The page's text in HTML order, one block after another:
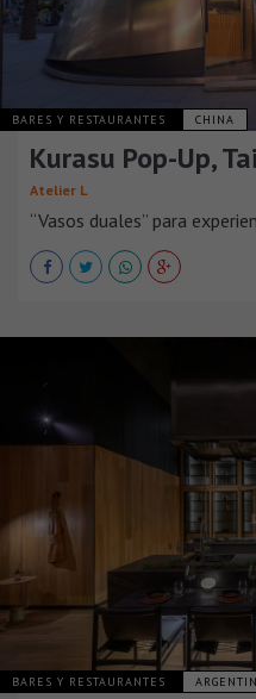
BARES Y RESTAURANTES CHINA
Kurasu Pop-Up,
Atelier L
“Vasos duales” para
BARES Y RESTAURANTES